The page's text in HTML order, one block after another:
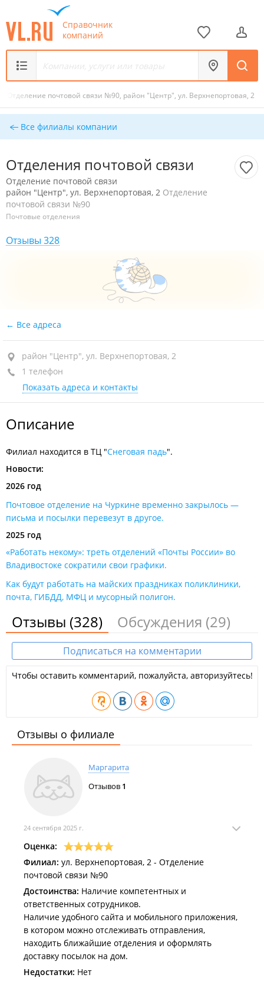
Справочник
компаний
Отделение почтовой связи №90, район "Центр", ул. Верхнепортовая, 2
Все филиалы компании
Отделения почтовой связи
Отделение почтовой связи
район "Центр", ул. Верхнепортовая, 2 Отделение
почтовой связи №90
Почтовые отделения
Отзывы 328
Все адреса
район "Центр", ул. Верхнепортовая, 2
1 телефон
Показать адреса и контакты
Описание
Филиал находится в ТЦ "Снеговая падь".
Новости:
2026 год
Почтовое отделение на Чуркине временно закрылось —
письма и посылки перевезут в другое.
2025 год
«Работать некому»: треть отделений «Почты России» во
Владивостоке сократили свои графики​.
Как будут работать на майских праздниках поликлиники,
почта, ГИБДД, МФЦ и мусорный полигон.
Отзывы (328) Обсуждения (29)
Подписаться на комментарии
Чтобы оставить комментарий, пожалуйста, авторизуйтесь!
Отзывы о филиале
Маргарита
Отзывов 1
24 сентября 2025 г.
Оценка:
Филиал: ул. Верхнепортовая, 2 - Отделение
почтовой связи №90
Достоинства: Наличие компетентных и
ответственных сотрудников.
Наличие удобного сайта и мобильного приложения,
в котором можно отслеживать отправления,
находить ближайшие отделения и оформлять
доставку посылок на дом.
Недостатки: Нет